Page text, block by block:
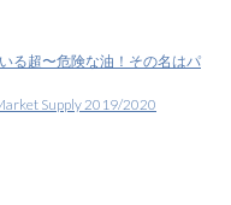
る超〜危険な油！その名はパ
Supply 2019/2020